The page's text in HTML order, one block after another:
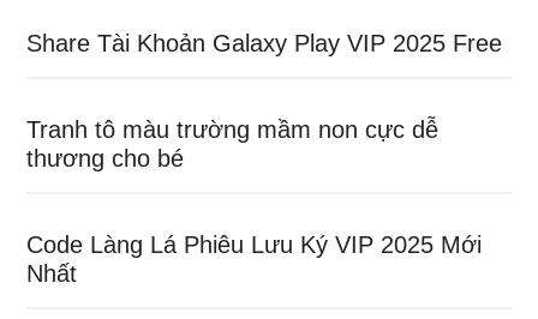
Share Tài Khoản Galaxy Play VIP 2025 Free
Tranh tô màu trường mầm non cực dễ
thương cho bé
Code Làng Lá Phiêu Lưu Ký VIP 2025 Mới
Nhất